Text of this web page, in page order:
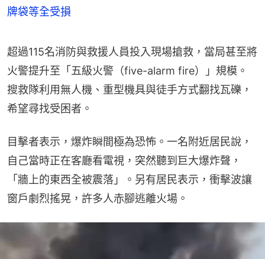
牌袋等全受損
超過115名消防與救援人員投入現場搶救，當局甚至將
火警提升至「五級火警（five-alarm fire）」規模。
搜救隊利用無人機、重型機具與徒手方式翻找瓦礫，
希望尋找受困者。
目擊者表示，爆炸瞬間極為恐怖。一名附近居民說，
自己當時正在客廳看電視，突然聽到巨大爆炸聲，
「牆上的東西全被震落」。另有居民表示，衝擊波讓
窗戶劇烈搖晃，許多人赤腳逃離火場。